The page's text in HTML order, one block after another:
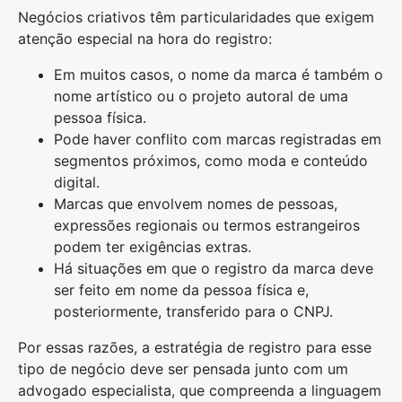
Negócios criativos têm particularidades que exigem
atenção especial na hora do registro:
Em muitos casos, o nome da marca é também o
nome artístico ou o projeto autoral de uma
pessoa física.
Pode haver conflito com marcas registradas em
segmentos próximos, como moda e conteúdo
digital.
Marcas que envolvem nomes de pessoas,
expressões regionais ou termos estrangeiros
podem ter exigências extras.
Há situações em que o registro da marca deve
ser feito em nome da pessoa física e,
posteriormente, transferido para o CNPJ.
Por essas razões, a estratégia de registro para esse
tipo de negócio deve ser pensada junto com um
advogado especialista, que compreenda a linguagem